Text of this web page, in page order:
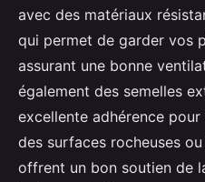
avec des matériaux
qui permet de garder vos
assurant une bonne
également des semelles
excellente adhérence
des surfaces rocheuses
offrent un bon soutien de